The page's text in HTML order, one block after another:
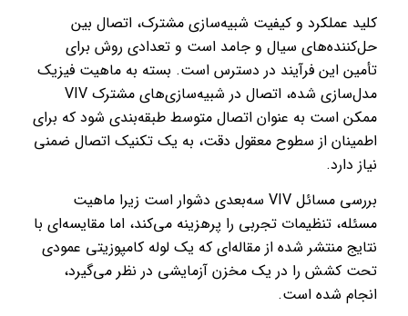
کلید عملکرد و کیفیت شبیه‌سازی مشترک، اتصال بین
حل‌کننده‌های سیال و جامد است و تعدادی روش برای
تأمین این فرآیند در دسترس است. بسته به ماهیت فیزیک
مدل‌سازی شده، اتصال در شبیه‌سازی‌های مشترک VIV
ممکن است به عنوان اتصال متوسط ​​طبقه‌بندی شود که برای
اطمینان از سطوح معقول دقت، به یک تکنیک اتصال ضمنی
نیاز دارد.
بررسی مسائل VIV سه‌بعدی دشوار است زیرا ماهیت
مسئله، تنظیمات تجربی را پرهزینه می‌کند، اما مقایسه‌ای با
نتایج منتشر شده از مقاله‌ای که یک لوله کامپوزیتی عمودی
تحت کشش را در یک مخزن آزمایشی در نظر می‌گیرد،
انجام شده است.